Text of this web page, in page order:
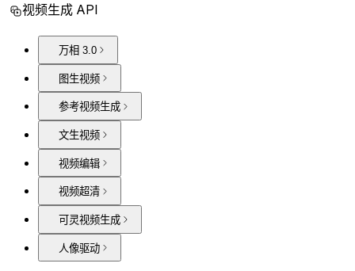
视频生成 API
万相 3.0
图生视频
参考视频生成
文生视频
视频编辑
视频超清
可灵视频生成
人像驱动